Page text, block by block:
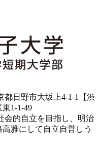
都日野市大坂上4-1-1【渋
1-1-49
会的自立を目指し、明治
雅にして自立自営しう